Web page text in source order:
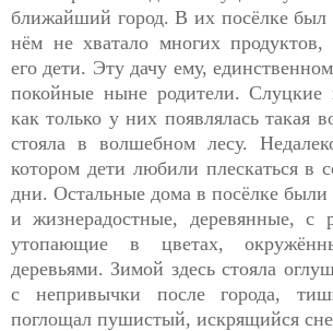
ближайший город. В их посёлке был
нём не хватало многих
его дети. Эту дачу ему,
покойные ныне родители. Слуцкие
как только у них появлялась такая
стояла в волшебном лесу.
котором дети любили плескаться в
дни. Остальные дома в посёлке
и жизнерадостные, деревянные, с
утопающие в цветах,
деревьями. Зимой здесь стояла
с непривычки после города,
поглощал пушистый, искрящийся